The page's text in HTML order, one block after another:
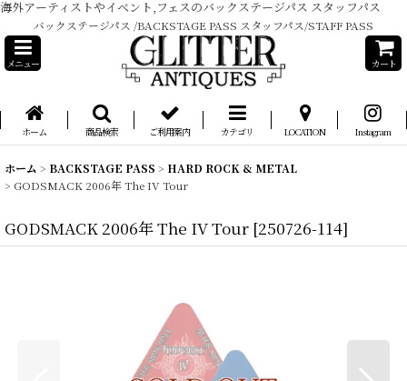
海外アーティストやイベント,フェスのバックステージパス スタッフパス
バックステージパス /BACKSTAGE PASS スタッフパス/STAFF PASS
メニュー カート
ホーム 商品検索 ご利用案内 カテゴリ LOCATION Instagram
ホーム > BACKSTAGE PASS > HARD ROCK & METAL
> GODSMACK 2006年 The IV Tour
GODSMACK 2006年 The IV Tour [250726-114]